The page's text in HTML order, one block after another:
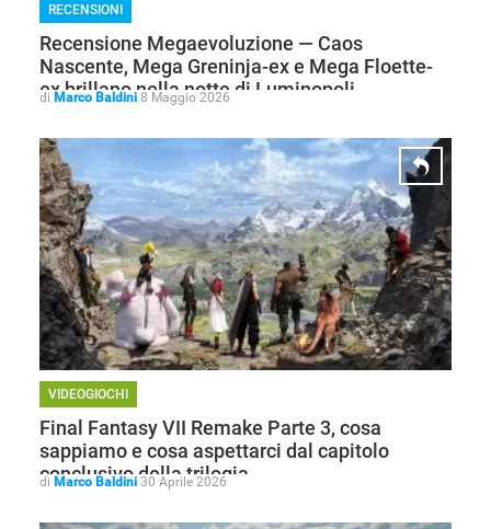
RECENSIONI
Recensione Megaevoluzione — Caos
Nascente, Mega Greninja-ex e Mega Floette-
ex brillano nella notte di Luminopoli
di Marco Baldini 8 Maggio 2026
VIDEOGIOCHI
Final Fantasy VII Remake Parte 3, cosa
sappiamo e cosa aspettarci dal capitolo
conclusivo della trilogia
di Marco Baldini 30 Aprile 2026